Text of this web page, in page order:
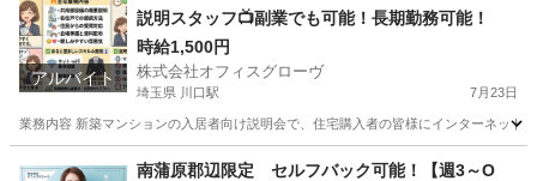
アルバイト
説明スタッフ📺副業でも可能！長期勤務可能！
時給1,500円
株式会社オフィスグローヴ
埼玉県 川口駅 7月23日
業務内容 新築マンションの入居者向け説明会で、住宅購入者の皆様にインターネッ
川口駅 接客 スタッフ
南蒲原郡辺限定 セルフバック可能！【週3～O